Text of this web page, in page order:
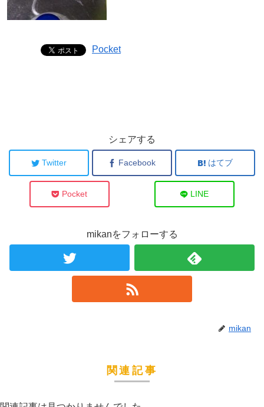
Pocket
シェアする
Twitter Facebook はてブ
Pocket LINE
mikanをフォローする
mikan
関連記事